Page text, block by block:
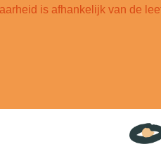
is afhankelijk van de